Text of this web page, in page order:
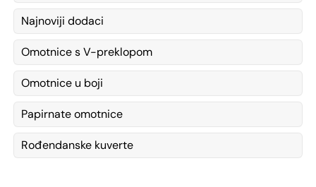
Najnoviji dodaci
Omotnice s V-preklopom
Omotnice u boji
Papirnate omotnice
Rođendanske kuverte